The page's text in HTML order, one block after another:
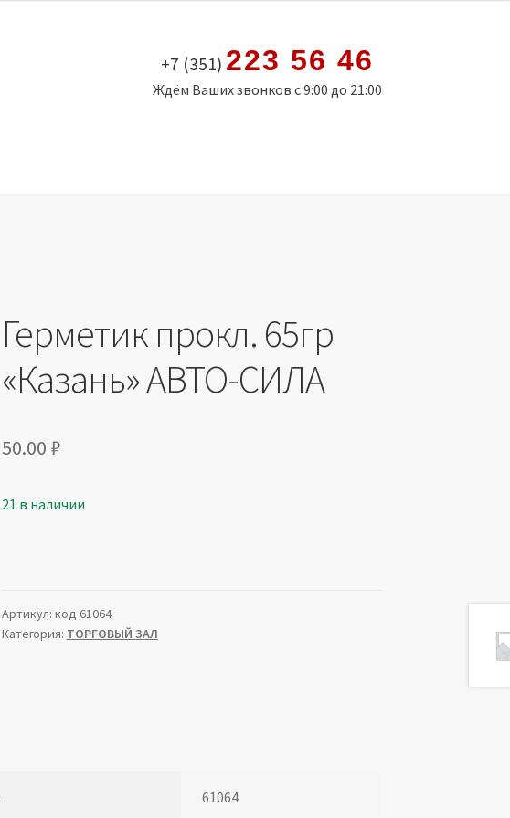
+7 (351) 223 56 46
Ждём Ваших звонков с 9:00 до 21:00
Герметик прокл. 65гр
«Казань» АВТО-СИЛА
50.00 ₽
21 в наличии
Артикул: код 61064
Категория: ТОРГОВЫЙ ЗАЛ
61064